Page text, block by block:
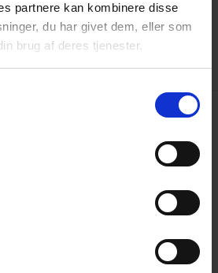
partnere kan kombinere disse
du har givet dem, eller som
brug af deres tjenester.